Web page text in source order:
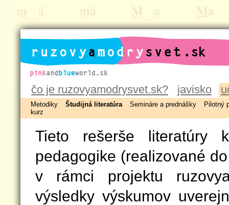
ruzovyamodrysvet.sk
čo je ruzovyamodrysvet.sk? javisko
Metodiky Študijná literatúra Semináre a prednášky
Pilotný
kurz
Tieto rešerše literatúry
pedagogike (realizované
v rámci projektu
výsledky výskumov